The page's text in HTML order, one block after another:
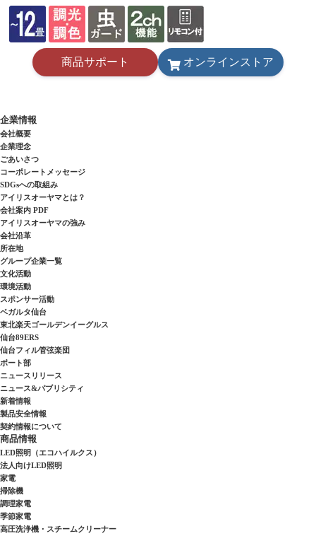
商品サポート オンラインストア
企業情報
会社概要
企業理念
ごあいさつ
コーポレートメッセージ
SDGsへの取組み
アイリスオーヤマとは？
会社案内 PDF
アイリスオーヤマの強み
会社沿革
所在地
グループ企業一覧
文化活動
環境活動
スポンサー活動
ベガルタ仙台
東北楽天ゴールデンイーグルス
仙台89ERS
仙台フィル管弦楽団
ボート部
ニュースリリース
ニュース&パブリシティ
新着情報
製品安全情報
契約情報について
商品情報
LED照明（エコハイルクス）
法人向けLED照明
家電
掃除機
調理家電
季節家電
高圧洗浄機・スチームクリーナー